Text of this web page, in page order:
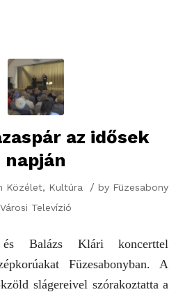
az idősek
napján
Közélet, Kultúra / by Füzesabony
Városi Televízió
Balázs Klári koncerttel
Füzesabonyban. A
slágereivel szórakoztatta a